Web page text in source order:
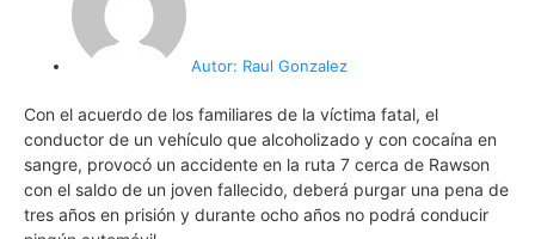
Autor: Raul Gonzalez
Con el acuerdo de los familiares de la víctima fatal, el
conductor de un vehículo que alcoholizado y con cocaína en
sangre, provocó un accidente en la ruta 7 cerca de Rawson
con el saldo de un joven fallecido, deberá purgar una pena de
tres años en prisión y durante ocho años no podrá conducir